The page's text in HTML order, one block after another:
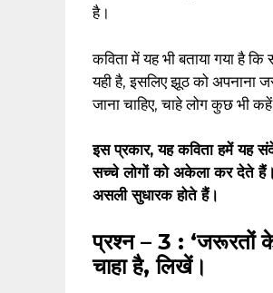
है।
कविता में यह भी बताया गया है
यही है, इसलिए झूठ को अपनाना
जाना चाहिए, चाहे लोग कुछ भी
इस प्रकार, यह कविता हमें यह
सच्चे लोगों को अकेला कर देते हैं।
असली सुधारक होते हैं।
प्रश्न – 3 : ‘जरूरतों
चाहा है, लिखें।